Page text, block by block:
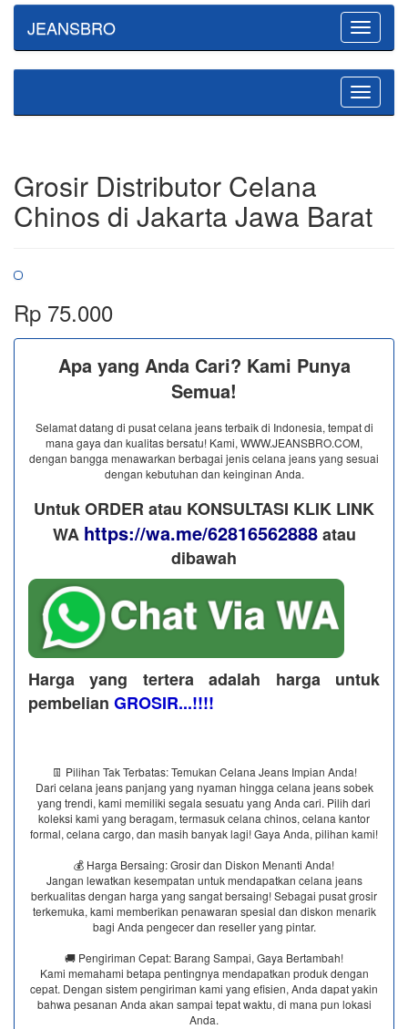
Toggle
JEANSBRO
Toggle
Grosir Distributor Celana
Chinos di Jakarta Jawa Barat
Rp 75.000
Apa yang Anda Cari? Kami Punya
Semua!
Selamat datang di pusat celana jeans terbaik di Indonesia, tempat di
mana gaya dan kualitas bersatu! Kami, WWW.JEANSBRO.COM,
dengan bangga menawarkan berbagai jenis celana jeans yang sesuai
dengan kebutuhan dan keinginan Anda.
Untuk ORDER atau KONSULTASI KLIK LINK
WA https://wa.me/62816562888​ atau
dibawah
Harga yang tertera adalah harga untuk
pembelian GROSIR...!!!!
👖 Pilihan Tak Terbatas: Temukan Celana Jeans Impian Anda!
Dari celana jeans panjang yang nyaman hingga celana jeans sobek
yang trendi, kami memiliki segala sesuatu yang Anda cari. Pilih dari
koleksi kami yang beragam, termasuk celana chinos, celana kantor
formal, celana cargo, dan masih banyak lagi! Gaya Anda, pilihan kami!
💰 Harga Bersaing: Grosir dan Diskon Menanti Anda!
Jangan lewatkan kesempatan untuk mendapatkan celana jeans
berkualitas dengan harga yang sangat bersaing! Sebagai pusat grosir
terkemuka, kami memberikan penawaran spesial dan diskon menarik
bagi Anda pengecer dan reseller yang pintar.
🚚 Pengiriman Cepat: Barang Sampai, Gaya Bertambah!
Kami memahami betapa pentingnya mendapatkan produk dengan
cepat. Dengan sistem pengiriman kami yang efisien, Anda dapat yakin
bahwa pesanan Anda akan sampai tepat waktu, di mana pun lokasi
Anda.